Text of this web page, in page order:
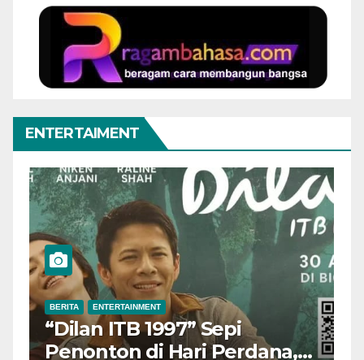
ENTERTAIMENT
BERITA ENTERTAINMENT
“Dilan ITB 1997” Sepi
Penonton di Hari Perdana,